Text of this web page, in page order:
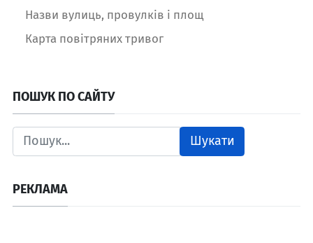
Назви вулиць, провулків і площ
Карта повітряних тривог
ПОШУК ПО САЙТУ
Шукати
РЕКЛАМА